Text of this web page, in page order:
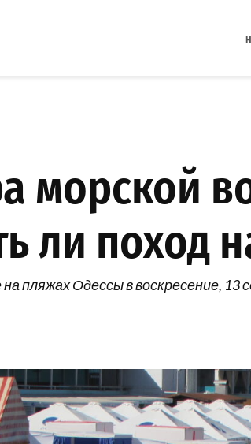
морской
ли поход
пляжах Одессы в воскресение, 13